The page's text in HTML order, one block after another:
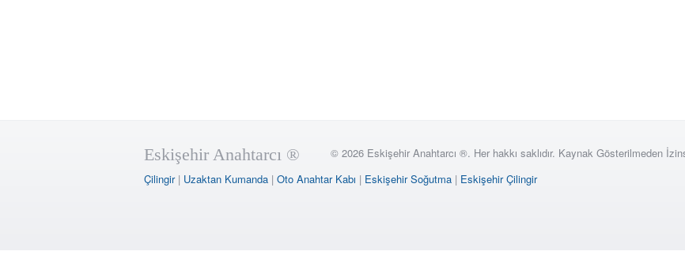
Eskişehir Anahtarcı ® © 2026 Eskişehir Anahtarcı ®. Her hakkı saklıdır. Kaynak Gösterilmeden
Çilingir| Uzaktan Kumanda | Oto Anahtar Kabı | Eskişehir Soğutma | Eskişehir Çilingir